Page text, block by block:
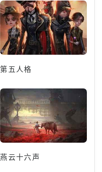
第五人格
燕云十六声